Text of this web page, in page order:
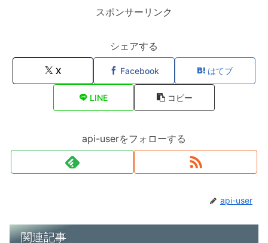
スポンサーリンク
シェアする
X Facebook はてブ
LINE コピー
api-userをフォローする
api-user
関連記事